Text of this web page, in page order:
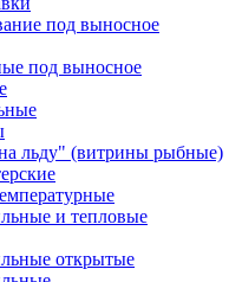
под выносное
под выносное
льду" (витрины рыбные)
и тепловые
открытые